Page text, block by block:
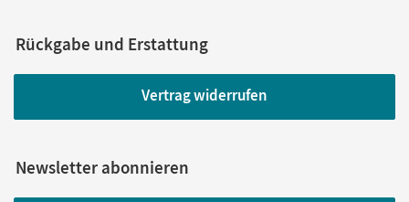
Rückgabe und Erstattung
Vertrag widerrufen
Newsletter abonnieren